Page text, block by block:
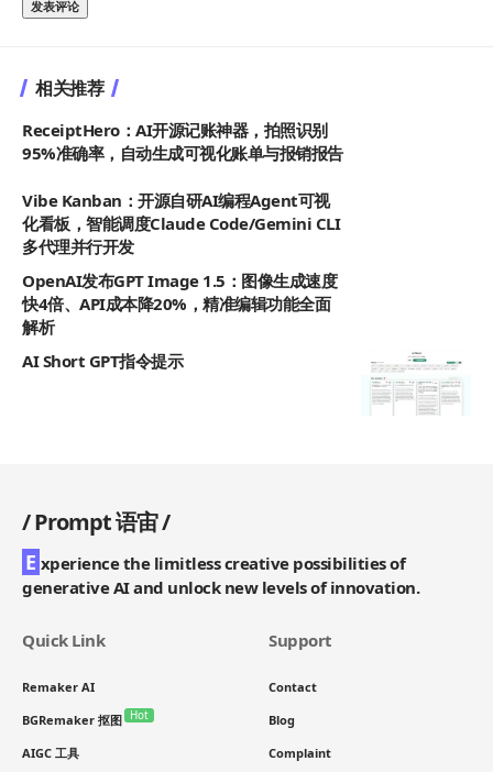
相关推荐
ReceiptHero：AI开源记账神器，拍照识别
95%准确率，自动生成可视化账单与报销报告
Vibe Kanban：开源自研AI编程Agent可视
化看板，智能调度Claude Code/Gemini CLI
多代理并行开发
OpenAI发布GPT Image 1.5：图像生成速度
快4倍、API成本降20%，精准编辑功能全面
解析
AI Short GPT指令提示
/Prompt 语宙/
E xperience the limitless creative possibilities of
generative AI and unlock new levels of innovation.
Quick Link
Remaker AI
BGRemaker 抠图 Hot
AIGC 工具
Support
Contact
Blog
Complaint